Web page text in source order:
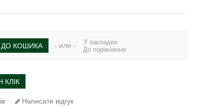
ДО КОШИКА - или -
У закладки
До порівняння
КЛІК
Написати відгук